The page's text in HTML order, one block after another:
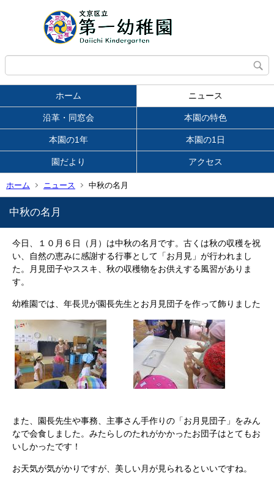
ホーム ニュース
沿革・同窓会 本園の特色
本園の1年 本園の1日
園だより アクセス
ホーム ニュース 中秋の名月
中秋の名月
今日、１０月６日（月）は中秋の名月です。古くは秋の収穫を祝
い、自然の恵みに感謝する行事として「お月見」が行われまし
た。月見団子やススキ、秋の収穫物をお供えする風習がありま
す。
幼稚園では、年長児が園長先生とお月見団子を作って飾りました
また、園長先生や事務、主事さん手作りの「お月見団子」をみん
なで会食しました。みたらしのたれがかかったお団子はとてもお
いしかったです！
お天気が気がかりですが、美しい月が見られるといいですね。